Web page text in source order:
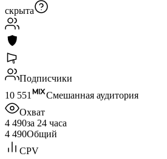
скрыта
Подписчики
10 551
Смешанная аудитория
Охват
4 490за 24 часа
4 490Общий
CPV